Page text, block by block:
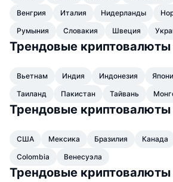
Добавлены недавно
Рост и падение
Самые посещаемые
Настроения в сообществе
Рынки предсказаний
Индекс альт-сезона
Индикаторы рыночного
Доминирование BTC
Индекс CoinMarketCap 20
Потоки ETF
Ресурсы
Документация
ЧаВо
Интеграции с ИИ
Хаб агентов CMC
Маркетплейс навыков
CMC Labs
CMC Max
Телеграм-бот
Венгрия
Италия Нидерланды
Румыния
Словакия Швеция
Трендовые
Вьетнам Индия Индонезия
Таиланд
Пакистан Тайвань
Трендовые
США Мексика Бразилия Канада
Colombia
Венесуэла
Трендовые